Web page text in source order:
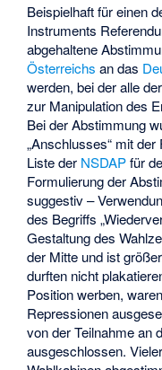
Beispielhaft für einen
Instruments
abgehaltene
Österreichs an das
werden, bei der alle
zur Manipulation des
Bei der Abstimmung
„Anschlusses“ mit
Liste der NSDAPfür
Formulierung der
suggestiv –
des Begriffs
Gestaltung des
der Mitte und ist
durften nicht
Position werben,
Repressionen
von der Teilnahme an
ausgeschlossen.